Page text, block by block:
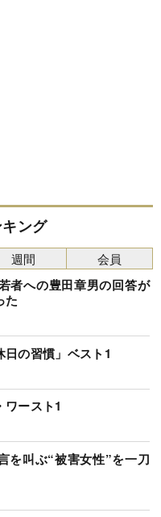
ング
者への豊田章男の回答が
た
の習慣」ベスト1
ースト1
を叫ぶ“被害女性”を一刀
週間 会員